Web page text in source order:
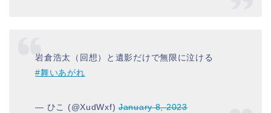
岩倉浩太（回想）と遺影だけで無限に泣ける
#舞いあがれ
— ひこ (@XudWxf) January 8, 2023